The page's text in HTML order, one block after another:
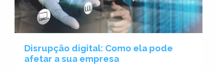
Disrupção digital: Como ela pode
afetar a sua empresa